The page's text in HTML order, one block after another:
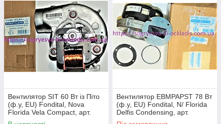
Вентилятор SIT 60 Вт із Піто
(ф.у, EU) Fondital, Nova
Florida Vela Compact, арт.
6VENTILA10, к.з. 0478/2
Вентилятор EBMPAPST 78 Вт
(ф.у, EU) Fondital, N/ Florida
Delfis Condensing, арт.
6VENTILA18, к.з. 0478/3